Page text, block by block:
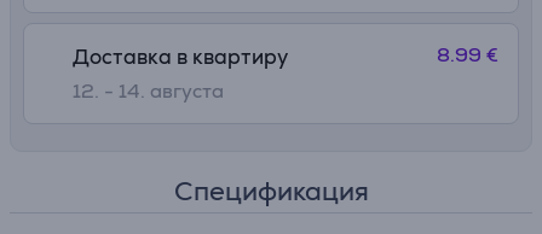
• Минималистичная, но мощная конструкция
Доставка в квартиру
12. - 14. августа
8.99 €
Спецификация